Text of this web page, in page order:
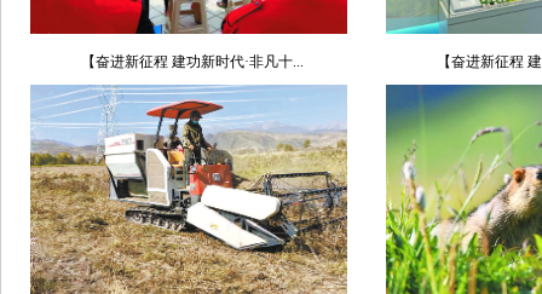
【奋进新征程 建功新时代·非凡十... 【奋进新征程